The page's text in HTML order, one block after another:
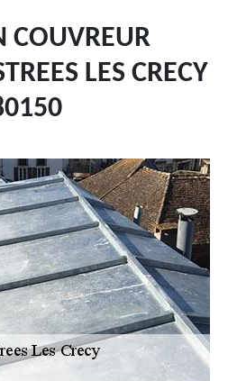
COUVREUR
LES CRECY